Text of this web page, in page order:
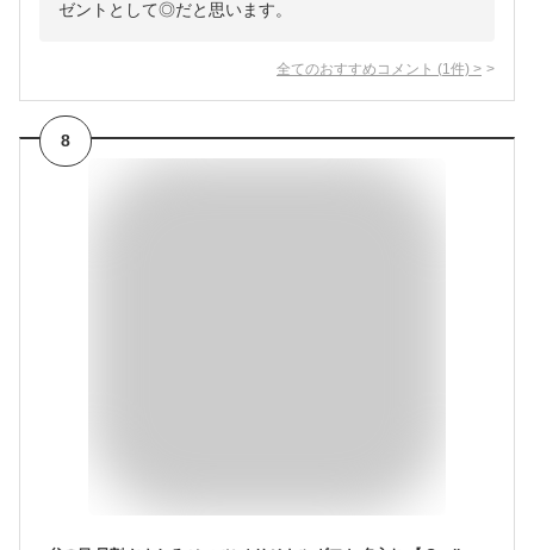
ゼントとして◎だと思います。
全てのおすすめコメント (1 件) >
8